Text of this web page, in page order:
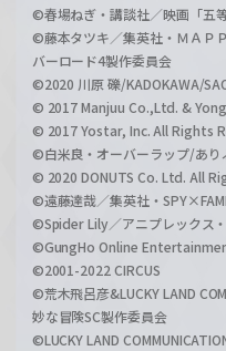
©春場ねぎ・講談社／映画「五
©藤本タツキ／集英社・ＭＡＰ
バーロード4製作委員会
©2020 川原 礫/KADOKAWA/
© 2017 Manjuu Co.,Ltd. &
© 2017 Yostar, Inc. All Rights
©白米良・オーバーラップ/あり
© 2020 DONUTS Co. Ltd. All
©遠藤達哉／集英社・
©Spider Lily／アニプレックス
©GungHo Online
©2001-2022 CIRCUS
©荒木飛呂彦&LUCKY LAND
妙な冒険SC製作委員会
©LUCKY LAND